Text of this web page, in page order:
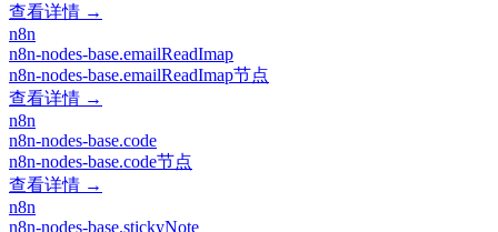
查看详情 →
n8n
n8n-nodes-base.emailReadImap
n8n-nodes-base.emailReadImap节点
查看详情 →
n8n
n8n-nodes-base.code
n8n-nodes-base.code节点
查看详情 →
n8n
n8n-nodes-base.stickyNote